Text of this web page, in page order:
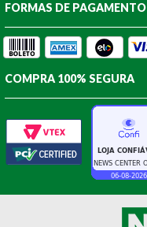
FORMAS DE PAGAMENTO
COMPRA 100% SEGURA